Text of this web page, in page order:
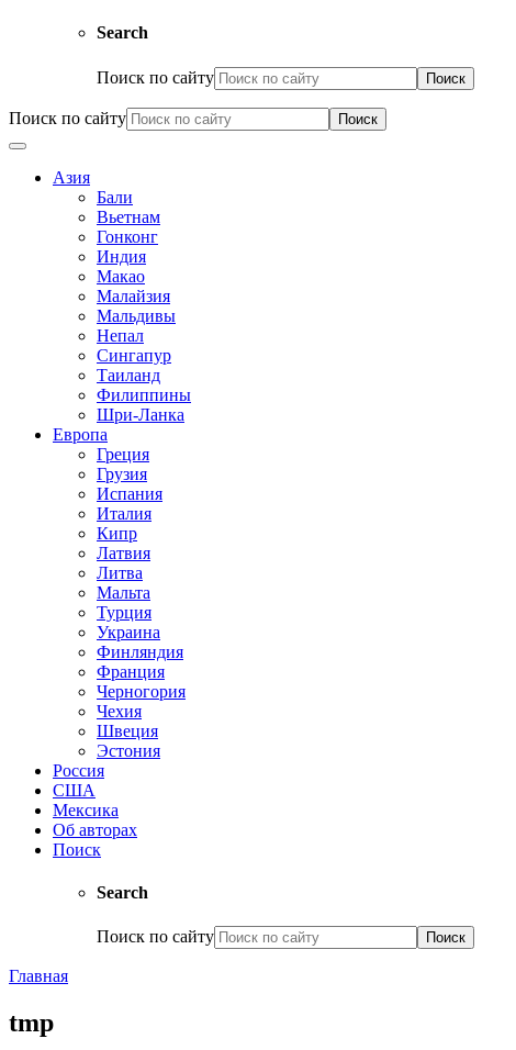
Search
Поиск по сайту
Поиск по сайту
Азия
Бали
Вьетнам
Гонконг
Индия
Макао
Малайзия
Мальдивы
Непал
Сингапур
Таиланд
Филиппины
Шри-Ланка
Европа
Греция
Грузия
Испания
Италия
Кипр
Латвия
Литва
Мальта
Турция
Украина
Финляндия
Франция
Черногория
Чехия
Швеция
Эстония
Россия
США
Мексика
Об авторах
Поиск
Search
Поиск по сайту
Главная
tmp